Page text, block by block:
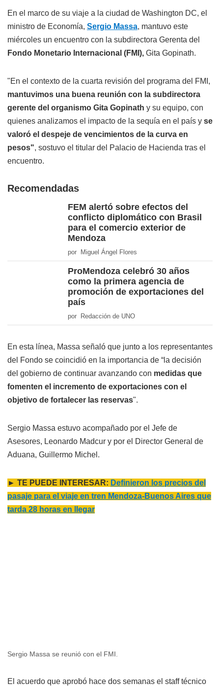
En el marco de su viaje a la ciudad de Washington DC, el
ministro de Economía, Sergio Massa, mantuvo este
miércoles un encuentro con la subdirectora Gerenta del
Fondo Monetario Internacional (FMI), Gita Gopinath.
"En el contexto de la cuarta revisión del programa del FMI,
mantuvimos una buena reunión con la subdirectora
gerente del organismo Gita Gopinath y su equipo, con
quienes analizamos el impacto de la sequía en el país y se
valoró el despeje de vencimientos de la curva en
pesos", sostuvo el titular del Palacio de Hacienda tras el
encuentro.
Recomendadas
FEM alertó sobre efectos del
conflicto diplomático con Brasil
para el comercio exterior de
Mendoza
por Miguel Ángel Flores
ProMendoza celebró 30 años
como la primera agencia de
promoción de exportaciones del
país
por Redacción de UNO
En esta línea, Massa señaló que junto a los representantes
del Fondo se coincidió en la importancia de “la decisión
del gobierno de continuar avanzando con medidas que
fomenten el incremento de exportaciones con el
objetivo de fortalecer las reservas".
Sergio Massa estuvo acompañado por el Jefe de
Asesores, Leonardo Madcur y por el Director General de
Aduana, Guillermo Michel.
► TE PUEDE INTERESAR: Definieron los precios del
pasaje para el viaje en tren Mendoza-Buenos Aires que
tarda 28 horas en llegar
Sergio Massa se reunió con el FMI.
El acuerdo que aprobó hace dos semanas el staff técnico